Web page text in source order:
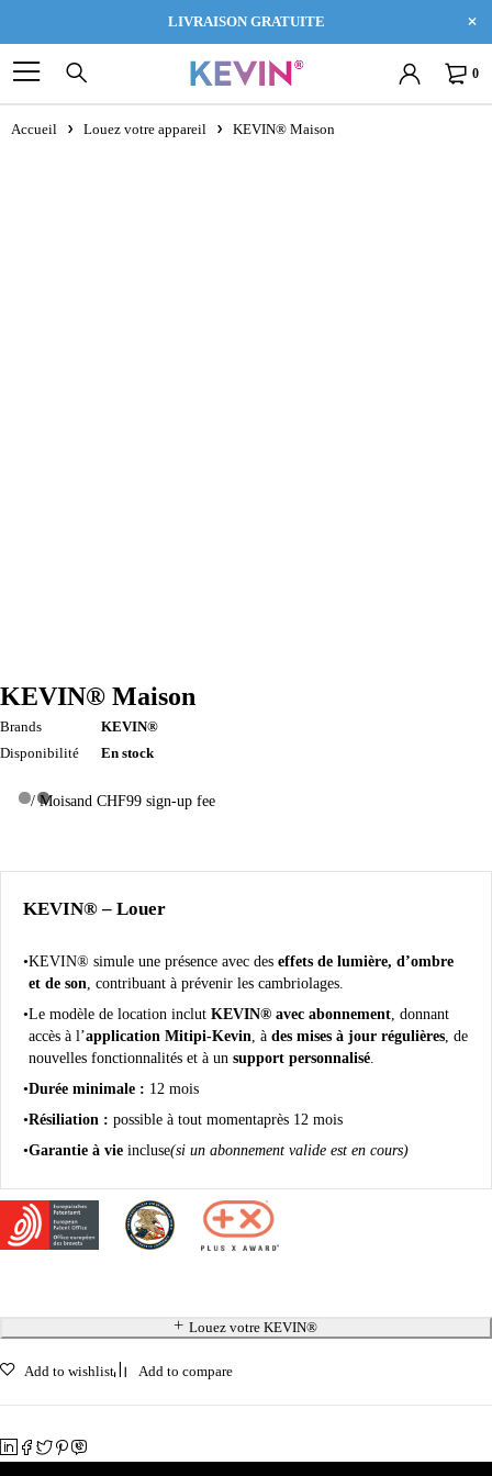
LIVRAISON GRATUITE
0
Accueil Louez votre appareil KEVIN® Maison
KEVIN® Maison
Brands
KEVIN®
Disponibilité
En stock
/ Moisand CHF99 sign-up fee
KEVIN® – Louer
KEVIN® simule une présence avec des effets de lumière, d’ombre
et de son , contribuant à prévenir les cambriolages.
Le modèle de location inclut KEVIN® avec abonnement , donnant
accès à l’application Mitipi-Kevin , à des mises à jour régulières , de
nouvelles fonctionnalités et à un support personnalisé
Durée minimale : 12 mois
Résiliation : possible à tout momentaprès 12 mois
Garantie à vie incluse(si un abonnement valide est en cours)
Louez votre KEVIN®
Add to wishlist Add to compare